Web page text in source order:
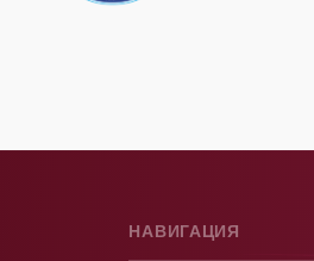
НАВИГАЦИЯ